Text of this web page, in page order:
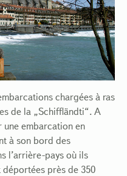
chargées à ras
de la „Schiffländti“. A
embarcation en
à son bord des
l’arrière-pays où ils
déportées près de 350